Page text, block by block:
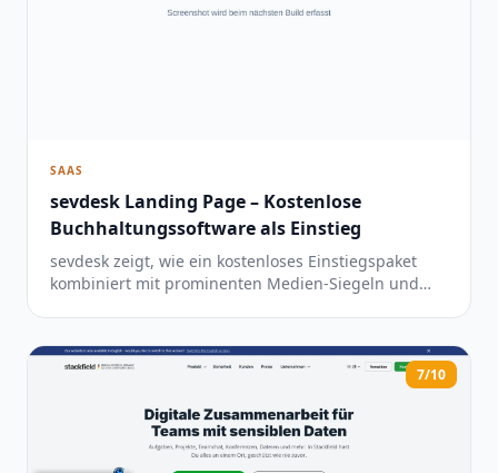
SAAS
sevdesk Landing Page – Kostenlose
Buchhaltungssoftware als Einstieg
sevdesk zeigt, wie ein kostenloses Einstiegspaket
kombiniert mit prominenten Medien-Siegeln und
eliminiert.
7/10